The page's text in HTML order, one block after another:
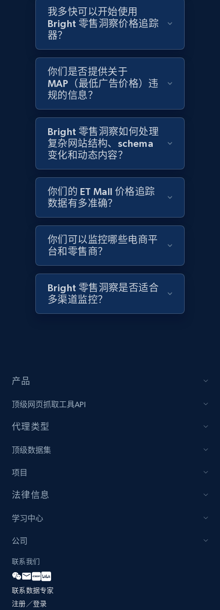
Sku, Product id, Product name, Manufacturer,
and more.
Home Depot US - Discover products by
specified URL
URL, Domain, Country code, Model number,
Sku, Product id, Product name, Manufacturer,
and more.
2.1K+ 355+ 立即开始
Home Depot US - Discover products by
specified UPC
URL, Domain, Country code, Model number,
Sku, Product id, Product name, Manufacturer,
and more.
2.1K+ 355+ 立即开始
Sku, Product id, Product name, Manufacturer,
price, Currency, Availability, Reviews count, and
Amazon products global dataset - Collects
products by specific category URL
Title, Seller name, Brand, Description, Initial
我多快可以开始使用
Bright 零售洞察价格追踪
器？
你们是否提供关于
MAP（最低广告价格）违
规的信息？
Bright 零售洞察如何处理
复杂网站结构、schema
变化和动态内容？
你们的 ET Mall 价格追踪
数据有多准确？
你们可以监控哪些电商平
台和零售商？
Bright 零售洞察是否适合
多渠道监控？
产品
顶级网页抓取工具API
代理类型
顶级数据集
项目
法律信息
学习中心
公司
联系我们
联系数据专家
注册／登录